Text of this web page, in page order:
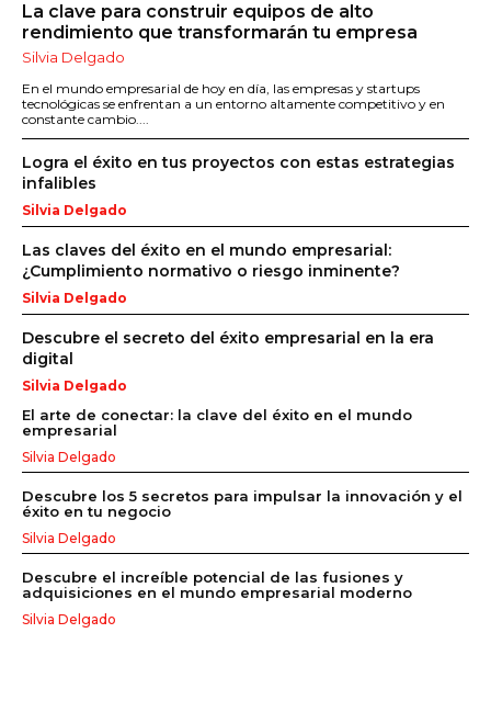
La clave para construir equipos de alto
rendimiento que transformarán tu empresa
Silvia Delgado
En el mundo empresarial de hoy en día, las empresas y startups
tecnológicas se enfrentan a un entorno altamente competitivo y en
constante cambio....
Logra el éxito en tus proyectos con estas estrategias
infalibles
Silvia Delgado
Las claves del éxito en el mundo empresarial:
¿Cumplimiento normativo o riesgo inminente?
Silvia Delgado
Descubre el secreto del éxito empresarial en la era
digital
Silvia Delgado
El arte de conectar: la clave del éxito en el mundo
empresarial
Silvia Delgado
Descubre los 5 secretos para impulsar la innovación y el
éxito en tu negocio
Silvia Delgado
Descubre el increíble potencial de las fusiones y
adquisiciones en el mundo empresarial moderno
Silvia Delgado